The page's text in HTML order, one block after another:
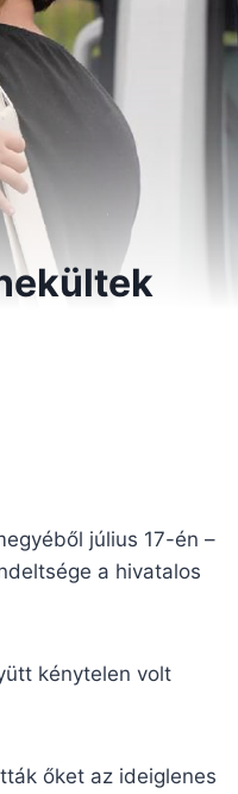
július 17-én –
a hivatalos
kénytelen volt
őket az ideiglenes